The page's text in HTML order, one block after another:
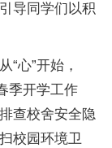
导同学们以积
“心”开始，
季开学工作
查校舍安全隐
校园环境卫